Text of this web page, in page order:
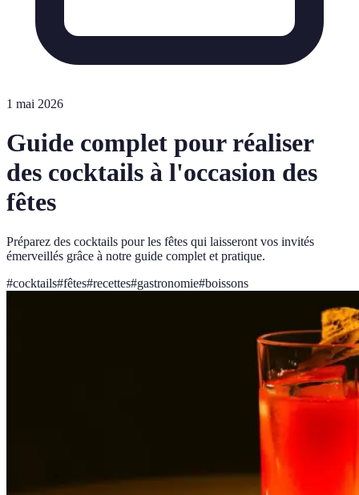
1 mai 2026
Guide complet pour réaliser
des cocktails à l'occasion des
fêtes
Préparez des cocktails pour les fêtes qui laisseront vos invités
émerveillés grâce à notre guide complet et pratique.
#cocktails#fêtes#recettes#gastronomie#boissons